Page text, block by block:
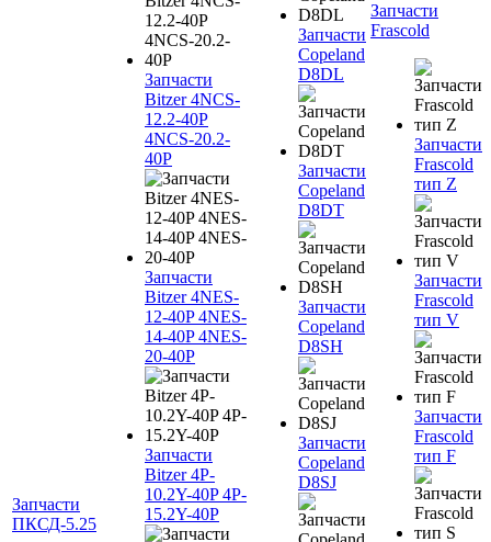
Запчасти
ПКСД-5.25
Запчасти
Bitzer 4NCS-
12.2-40P
4NCS-20.2-
40P
Запчасти
Bitzer 4NES-
12-40P 4NES-
14-40P 4NES-
20-40P
Запчасти
Bitzer 4P-
10.2Y-40P 4P-
15.2Y-40P
Запчасти
Copeland
D8DL
Запчасти
Copeland
D8DT
Запчасти
Copeland
D8SH
Запчасти
Copeland
D8SJ
Запчасти
Frascold
Запчасти
Frascold
тип Z
Запчасти
Frascold
тип V
Запчасти
Frascold
тип F